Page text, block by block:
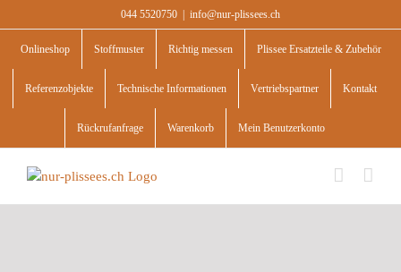
to
content
044 5520750 info@nur-plissees.ch
Onlineshop Stoffmuster Richtig messen Plissee Ersatzteile & Zubehör
Referenzobjekte Technische Informationen Vertriebspartner Kontakt
Rückrufanfrage Warenkorb Mein Benutzerkonto